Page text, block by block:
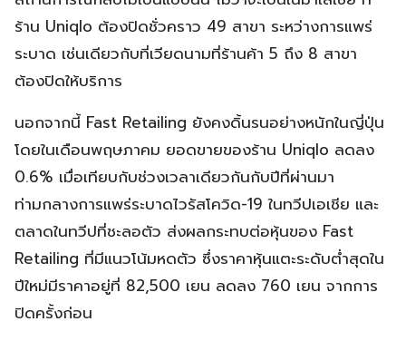
ร้าน Uniqlo ต้องปิดชั่วคราว 49 สาขา ระหว่างการแพร่
ระบาด เช่นเดียวกับที่เวียดนามที่ร้านค้า 5 ถึง 8 สาขา
ต้องปิดให้บริการ
นอกจากนี้ Fast Retailing ยังคงดิ้นรนอย่างหนักในญี่ปุ่น
โดยในเดือนพฤษภาคม ยอดขายของร้าน Uniqlo ลดลง
0.6% เมื่อเทียบกับช่วงเวลาเดียวกันกับปีที่ผ่านมา
ท่ามกลางการแพร่ระบาดไวรัสโควิด-19 ในทวีปเอเชีย และ
ตลาดในทวีปที่ชะลอตัว ส่งผลกระทบต่อหุ้นของ Fast
Retailing ที่มีแนวโน้มหดตัว ซึ่งราคาหุ้นแตะระดับต่ำสุดใน
ปีใหม่มีราคาอยู่ที่ 82,500 เยน ลดลง 760 เยน จากการ
ปิดครั้งก่อน